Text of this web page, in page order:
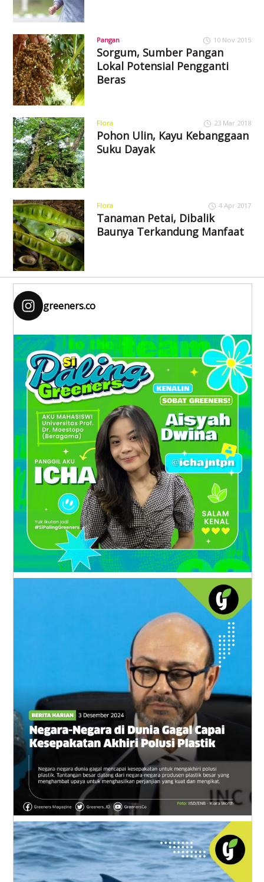
Pangan 10 Nov 2015
Sorgum, Sumber Pangan
Lokal Potensial Pengganti
Beras
Flora 23 Mar 2018
Pohon Ulin, Kayu Kebanggaan
Suku Dayak
Flora 4 Apr 2017
Tanaman Petai, Dibalik
Baunya Terkandung Manfaat
greeners.co